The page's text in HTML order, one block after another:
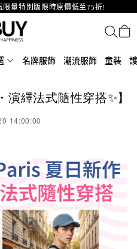
量特別版限時原價低至75折!
及首飾原價低至6折，立即入手!
2 正規商品零售店登陸MOKO 4樓
轉數快付款注意事項
牌手袋及小皮具低至6折
名牌服飾 潮流服飾 童裝
演繹法式隨性穿搭✨】
14:00:00